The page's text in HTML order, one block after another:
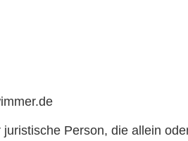
Person, die allein